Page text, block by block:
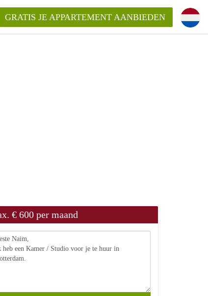
GRATIS JE APPARTEMENT AANBIEDEN
€ 600 per maand